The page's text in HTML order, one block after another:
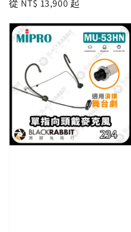
Regular
從 NT$ 13,900 起